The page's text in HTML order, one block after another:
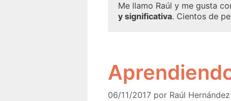
Me llamo Raúl y me gusta
y significativa. Cientos de
06/11/2017 por Raúl